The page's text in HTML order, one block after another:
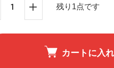
残り1点です
カートに入